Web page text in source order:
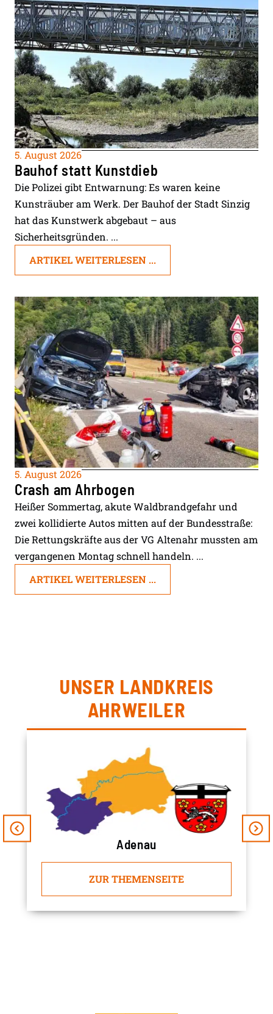
5. August 2026
Bauhof statt Kunstdieb
Die Polizei gibt Entwarnung: Es waren keine
Kunsträuber am Werk. Der Bauhof der Stadt Sinzig
hat das Kunstwerk abgebaut – aus
Sicherheitsgründen. ...
ARTIKEL WEITERLESEN ...
5. August 2026
Crash am Ahrbogen
Heißer Sommertag, akute Waldbrandgefahr und
zwei kollidierte Autos mitten auf der Bundesstraße:
Die Rettungskräfte aus der VG Altenahr mussten am
vergangenen Montag schnell handeln. ...
ARTIKEL WEITERLESEN ...
UNSER LANDKREIS
AHRWEILER
Adenau
ZUR THEMENSEITE